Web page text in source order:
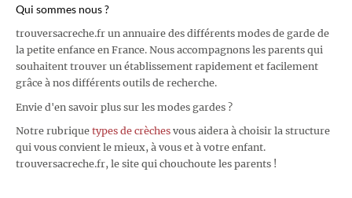
Qui sommes nous ?
trouversacreche.fr un annuaire des différents modes de garde de
la petite enfance en France. Nous accompagnons les parents qui
souhaitent trouver un établissement rapidement et facilement
grâce à nos différents outils de recherche.
Envie d'en savoir plus sur les modes gardes ?
Notre rubrique types de crèches vous aidera à choisir la structure
qui vous convient le mieux, à vous et à votre enfant.
trouversacreche.fr, le site qui chouchoute les parents !